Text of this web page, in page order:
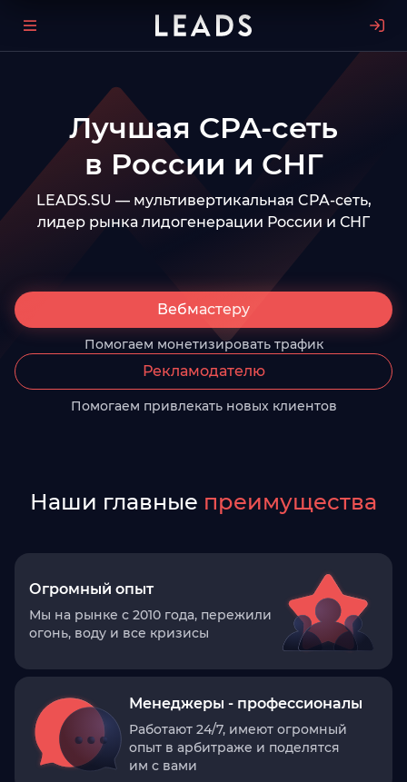
Лучшая CPA-сеть
в России и СНГ
LEADS.SU — мультивертикальная CPA-сеть,
лидер рынка лидогенерации России и СНГ
Вебмастеру
Помогаем монетизировать трафик
Рекламодателю
Помогаем привлекать новых клиентов
Наши главные преимущества
Огромный опыт
Мы на рынке с 2010 года, пережили
огонь, воду и все кризисы
Менеджеры - профессионалы
Работают 24/7, имеют огромный
опыт в арбитраже и поделятся
им с вами